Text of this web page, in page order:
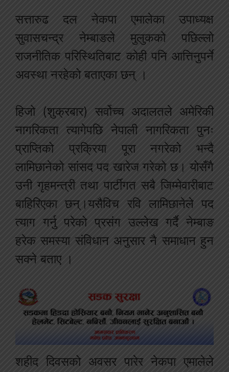
सत्तारुढ दल नेकपा एमालेका उपाध्यक्ष
सुवासचन्द्र नेम्बाङले मुलुकको पछिल्लो
राजनीतिक परिस्थितिबाट कोही पनि आत्तिनुपर्ने
अवस्था नरहेको बताएका छन् ।
हिजो (शुक्रबार) सर्वोच्च अदालतले अमेरिकी
नागरिकता त्यागेपछि नेपाली नागरिकता पुनः
प्राप्तिको प्रक्रिया पूरा नगरेको भन्दै
लामिछानेको सांसद पद खारेज गरेको छ। योसँगै
उनी गृहमन्त्री तथा पार्टीगत सबै जिम्मेवारीबाट
बाहिरिएका छन्।यसैविच रवि लामिछानेले पद
त्याग गर्नु परेको प्रसंग उल्लेख गर्दै नेम्बाङ
हरेक समस्या संविधान अनुसार नै समाधान हुन
सक्ने बताए ।
शहीद दिवसको अवसर पारेर नेकपा एमालेले